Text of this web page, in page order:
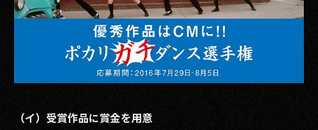
（イ）受賞作品に賞金を用意